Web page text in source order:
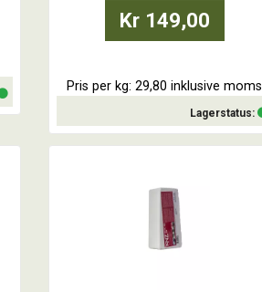
...
Kr 149,00
Pris per kg: 29,80 inklusive moms
Lagerstatus: